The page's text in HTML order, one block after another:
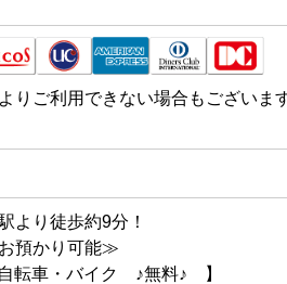
りご利用できない場合もございます
り徒歩約9分！
預かり可能≫
転車・バイク　♪無料♪　】